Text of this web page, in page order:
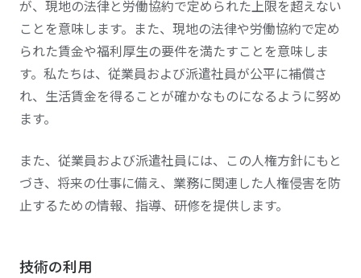
が、現地の法律と労働協約で定められた上限を超えない
ことを意味します。また、現地の法律や労働協約で定め
られた賃金や福利厚生の要件を満たすことを意味しま
す。私たちは、従業員および派遣社員が公平に補償さ
れ、生活賃金を得ることが確かなものになるように努め
ます。
また、従業員および派遣社員には、この人権方針にもと
づき、将来の仕事に備え、業務に関連した人権侵害を防
止するための情報、指導、研修を提供します。
技術の利用